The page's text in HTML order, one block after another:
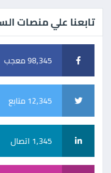
تابعنا علي منصات
98,345 معجب
12,345 متابع
1,345 اتصال